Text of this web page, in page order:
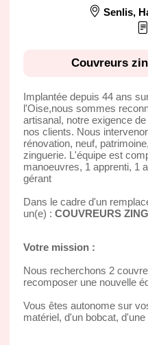
Senlis,
Couvreurs
Implantée depuis 44 ans
l'Oise,nous sommes
artisanal, notre exigence
nos clients. Nous
rénovation, neuf,
zinguerie. L'équipe est
manoeuvres, 1 apprenti, 1
gérant
Dans le cadre d'un
un(e) : COUVREURS
Votre mission :
Nous recherchons 2
recomposer une nouvelle
Vous êtes autonome sur
matériel, d'un bobcat,